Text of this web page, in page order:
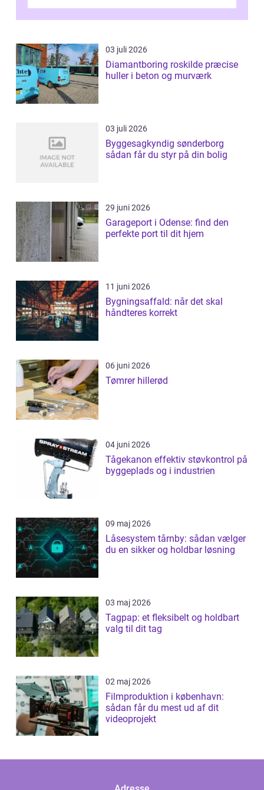
inti...
03 juli 2026
Diamantboring roskilde præcise
huller i beton og murværk
03 juli 2026
Byggesagkyndig sønderborg
sådan får du styr på din bolig
29 juni 2026
Garageport i Odense: find den
perfekte port til dit hjem
11 juni 2026
Bygningsaffald: når det skal
håndteres korrekt
06 juni 2026
Tømrer hillerød
04 juni 2026
Tågekanon effektiv støvkontrol på
byggeplads og i industrien
09 maj 2026
Låsesystem tårnby: sådan vælger
du en sikker og holdbar løsning
03 maj 2026
Tagpap: et fleksibelt og holdbart
valg til dit tag
02 maj 2026
Filmproduktion i københavn:
sådan får du mest ud af dit
videoprojekt